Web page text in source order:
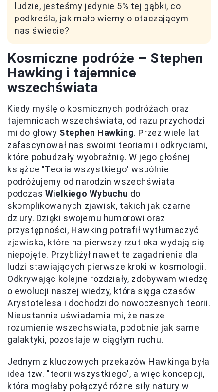
ludzie, jesteśmy jedynie 5% tej gąbki, co
podkreśla, jak mało wiemy o otaczającym
nas świecie?
Kosmiczne podróże – Stephen
Hawking i tajemnice
wszechświata
Kiedy myślę o kosmicznych podróżach oraz
tajemnicach wszechświata, od razu przychodzi
mi do głowy Stephen Hawking. Przez wiele lat
zafascynował nas swoimi teoriami i odkryciami,
które pobudzały wyobraźnię. W jego głośnej
książce "Teoria wszystkiego" wspólnie
podróżujemy od narodzin wszechświata
podczas Wielkiego Wybuchu do
skomplikowanych zjawisk, takich jak czarne
dziury. Dzięki swojemu humorowi oraz
przystępności, Hawking potrafił wytłumaczyć
zjawiska, które na pierwszy rzut oka wydają się
niepojęte. Przybliżył nawet te zagadnienia dla
ludzi stawiających pierwsze kroki w kosmologii.
Odkrywając kolejne rozdziały, zdobywam wiedzę
o ewolucji naszej wiedzy, która sięga czasów
Arystotelesa i dochodzi do nowoczesnych teorii.
Nieustannie uświadamia mi, że nasze
rozumienie wszechświata, podobnie jak same
galaktyki, pozostaje w ciągłym ruchu.
Jednym z kluczowych przekazów Hawkinga była
idea tzw. "teorii wszystkiego", a więc koncepcji,
która mogłaby połączyć różne siły natury w